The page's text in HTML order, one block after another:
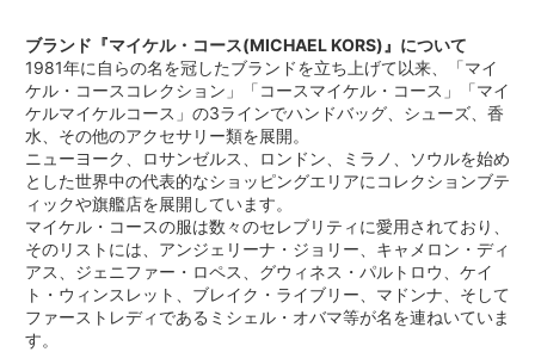
ブランド『マイケル・コース(MICHAEL KORS)』について
1981年に自らの名を冠したブランドを立ち上げて以来、「マイ
ケル・コースコレクション」「コースマイケル・コース」「マイ
ケルマイケルコース」の3ラインでハンドバッグ、シューズ、香
水、その他のアクセサリー類を展開。
ニューヨーク、ロサンゼルス、ロンドン、ミラノ、ソウルを始め
とした世界中の代表的なショッピングエリアにコレクションブテ
ィックや旗艦店を展開しています。
マイケル・コースの服は数々のセレブリティに愛用されており、
そのリストには、アンジェリーナ・ジョリー、キャメロン・ディ
アス、ジェニファー・ロペス、グウィネス・パルトロウ、ケイ
ト・ウィンスレット、ブレイク・ライブリー、マドンナ、そして
ファーストレディであるミシェル・オバマ等が名を連ねいていま
す。